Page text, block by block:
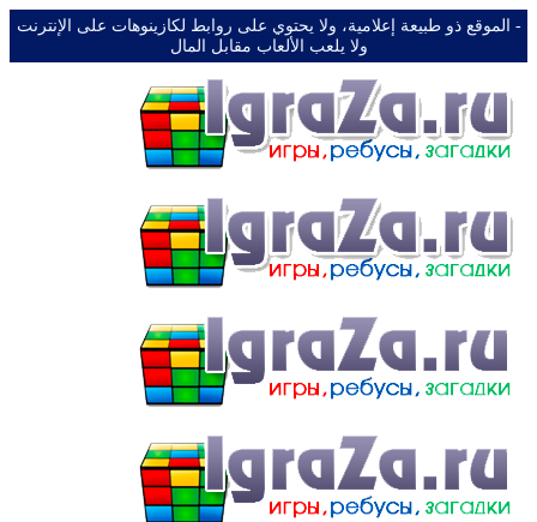
-️ الموقع ذو طبيعة إعلامية، ولا يحتوي على روابط لكازينوهات على الإنترنت
ولا يلعب الألعاب مقابل المال